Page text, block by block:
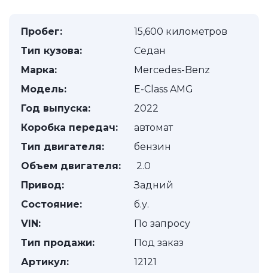
Пробег:
15,600 километров
Тип кузова:
Седан
Марка:
Mercedes-Benz
Модель:
E-Class AMG
Год выпуска:
2022
Коробка передач:
автомат
Тип двигателя:
бензин
Объем двигателя:
2.0
Привод:
Задний
Состояние:
б.у.
VIN:
По запросу
Тип продажи:
Под заказ
Артикул:
12121